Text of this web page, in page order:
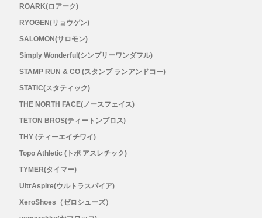
ROARK(ロアーク)
RYOGEN(リョウゲン)
SALOMON(サロモン)
Simply Wonderful(シンプリーワンダフル)
STAMP RUN & CO (スタンプ ランアンドコー)
STATIC(スタティック)
THE NORTH FACE(ノースフェイス)
TETON BROS(ティートンブロス)
THY (ティーエイチワイ)
Topo Athletic (トポ アスレチック)
TYMER(タイマー)
UltrAspire(ウルトラスパイア)
XeroShoes（ゼロシューズ）